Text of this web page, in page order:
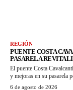
REGIÓN
PUENTE COSTA
PASARELA
El puente Costa
y mejoras en su pasarela
6 de agosto de 2026